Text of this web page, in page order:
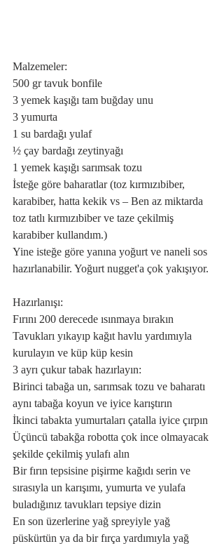
Malzemeler:
500 gr tavuk bonfile
3 yemek kaşığı tam buğday unu
3 yumurta
1 su bardağı yulaf
½ çay bardağı zeytinyağı
1 yemek kaşığı sarımsak tozu
İsteğe göre baharatlar (toz kırmızıbiber,
karabiber, hatta kekik vs – Ben az miktarda
toz tatlı kırmızıbiber ve taze çekilmiş
karabiber kullandım.)
Yine isteğe göre yanına yoğurt ve naneli sos
hazırlanabilir. Yoğurt nugget'a çok yakışıyor.
Hazırlanışı:
Fırını 200 derecede ısınmaya bırakın
Tavukları yıkayıp kağıt havlu yardımıyla
kurulayın ve küp küp kesin
3 ayrı çukur tabak hazırlayın:
Birinci tabağa un, sarımsak tozu ve baharatı
aynı tabağa koyun ve iyice karıştırın
İkinci tabakta yumurtaları çatalla iyice çırpın
Üçüncü tabakğa robotta çok ince olmayacak
şekilde çekilmiş yulafı alın
Bir fırın tepsisine pişirme kağıdı serin ve
sırasıyla un karışımı, yumurta ve yulafa
buladığınız tavukları tepsiye dizin
En son üzerlerine yağ spreyiyle yağ
püskürtün ya da bir fırça yardımıyla yağ